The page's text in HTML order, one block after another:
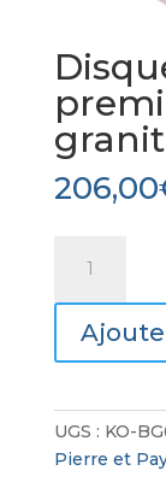
granit
206,00
Disque
diamant
BG60
béton
-
granit
UGS : KO-
Pierre et